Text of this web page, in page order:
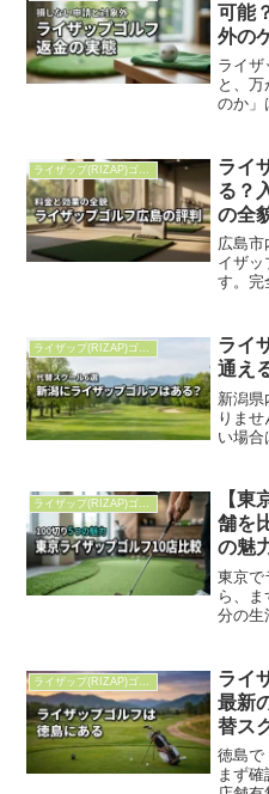
可能
外の
ライザ
と、
のか」
す。ラ
初回
ライザップ(RIZAP)ゴルフ
ライ
る？
の全
広島市
イザッ
す。完
ライザ
広島
ライザップ(RIZAP)ゴルフ
ライ
通え
新潟県
りま
い場合
短期
うなら
【東
舗を
の魅
東京で
ら、
分の生
橋・六
の全7
ライ
最新
替ス
徳島で
まず